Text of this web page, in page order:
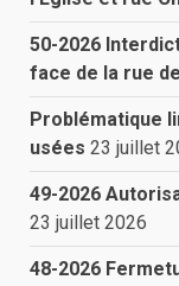
50-2026
face de la rue
Problématique
usées 23 juillet
49-2026
23 juillet 2026
48-2026